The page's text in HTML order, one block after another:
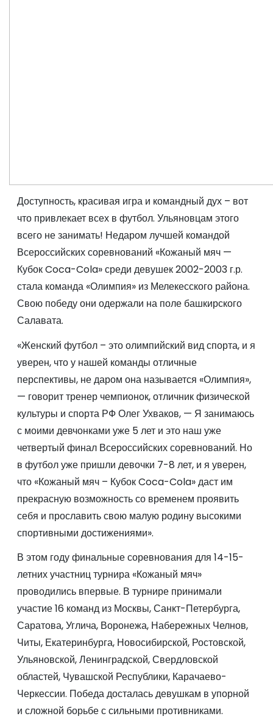
Доступность, красивая игра и командный дух – вот
что привлекает всех в футбол. Ульяновцам этого
всего не занимать! Недаром лучшей командой
Всероссийских соревнований «Кожаный мяч —
Кубок Coca-Cola» среди девушек 2002-2003 г.р.
стала команда «Олимпия» из Мелекесского района.
Свою победу они одержали на поле башкирского
Салавата.
«Женский футбол – это олимпийский вид спорта, и я
уверен, что у нашей команды отличные
перспективы, не даром она называется «Олимпия»,
— говорит тренер чемпионок, отличник физической
культуры и спорта РФ Олег Ухваков, — Я занимаюсь
с моими девчонками уже 5 лет и это наш уже
четвертый финал Всероссийских соревнований. Но
в футбол уже пришли девочки 7-8 лет, и я уверен,
что «Кожаный мяч – Кубок Coca-Cola» даст им
прекрасную возможность со временем проявить
себя и прославить свою малую родину высокими
спортивными достижениями».
В этом году финальные соревнования для 14-15-
летних участниц турнира «Кожаный мяч»
проводились впервые. В турнире принимали
участие 16 команд из Москвы, Санкт-Петербурга,
Саратова, Углича, Воронежа, Набережных Челнов,
Читы, Екатеринбурга, Новосибирской, Ростовской,
Ульяновской, Ленинградской, Свердловской
областей, Чувашской Республики, Карачаево-
Черкессии. Победа досталась девушкам в упорной
и сложной борьбе с сильными противниками.